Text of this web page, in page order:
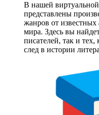
В нашей
представлены
жанров от известных
мира. Здесь вы
писателей, так и тех,
след в истории